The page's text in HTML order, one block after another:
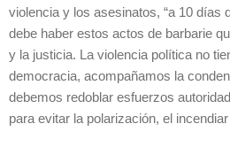
violencia y los asesinatos, “a 10 días
debe haber estos actos de barbarie
y la justicia. La violencia política no
democracia, acompañamos la
debemos redoblar esfuerzos
para evitar la polarización, el